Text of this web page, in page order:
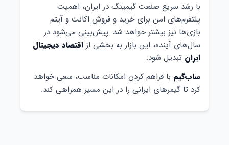
با رشد سریع صنعت گیمینگ در ایران، اهمیت
پلتفرم‌های امن برای خرید و فروش اکانت و آیتم
بازی‌ها نیز بیشتر خواهد شد. پیش‌بینی می‌شود در
سال‌های آینده، این بازار به بخشی از اقتصاد دیجیتال
ایران تبدیل شود.
ساب‌گیم با فراهم کردن امکانات مناسب، سعی خواهد
کرد تا گیمرهای ایرانی را در این مسیر همراهی کند.